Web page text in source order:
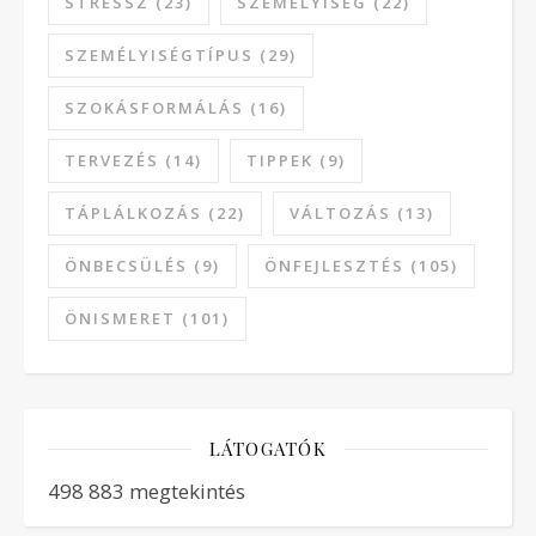
SZEMÉLYISÉGTÍPUS (29)
SZOKÁSFORMÁLÁS (16)
TERVEZÉS (14) TIPPEK (9)
TÁPLÁLKOZÁS (22) VÁLTOZÁS (13)
ÖNBECSÜLÉS (9) ÖNFEJLESZTÉS (105)
ÖNISMERET (101)
LÁTOGATÓK
498 883 megtekintés